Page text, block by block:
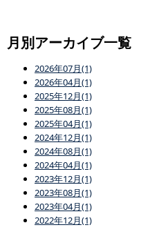
月別アーカイブ一覧
2026年07月(1)
2026年04月(1)
2025年12月(1)
2025年08月(1)
2025年04月(1)
2024年12月(1)
2024年08月(1)
2024年04月(1)
2023年12月(1)
2023年08月(1)
2023年04月(1)
2022年12月(1)